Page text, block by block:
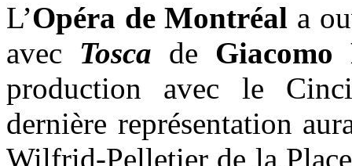
L’Opéra de Montréal a
avec Tosca de Giacomo
production avec le
dernière représentation
Wilfrid-Pelletier de la